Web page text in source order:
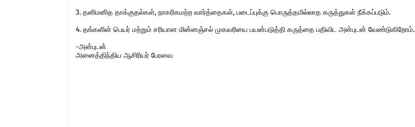
3. தனிமனித தாக்குதல்கள், நாகரிகமற்ற வார்த்தைகள், படைப்புக்கு பொருத்தமில்லாத கருத்துகள் நீக்கப்படும்.
4. தங்களின் பெயர் மற்றும் சரியான மின்னஞ்சல் முகவரியை பயன்படுத்தி கருத்தை பதிவிட அன்புடன் வேண்டுகிறோம்.
-அன்புடன்
அனைத்திந்திய ஆசிரியர் பேரவை